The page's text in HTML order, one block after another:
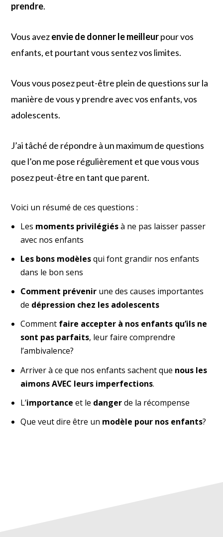
prendre.
Vous avezenvie de donner le meilleurpour vos
enfants, et pourtant vous sentez vos limites.
Vous vous posez peut-être plein de questions sur la
manière de vous y prendre avec vos enfants, vos
adolescents.
J’ai tâché de répondre à un maximum de questions
que l’on me pose régulièrement et que vous vous
posez peut-être en tant que parent.
Voici un résumé de ces questions :
Les moments privilégiésà ne pas laisser passer
avec nos enfants
Les bons modèlesqui font grandir nos enfants
dans le bon sens
Comment prévenirune des causes importantes
de dépression chez les adolescents
Comment faire accepter à nos enfants qu’ils ne
sont pas parfaits, leur faire comprendre
l’ambivalence?
Arriver à ce que nos enfants sachent que nous les
aimons AVEC leurs imperfections.
L’importance et le dangerde la récompense
Que veut dire être un modèle pour nos enfants?